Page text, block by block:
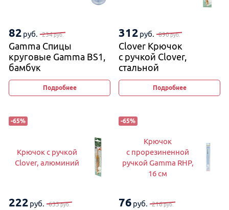
82 руб. 234руб.
Gamma Спицы
круговые Gamma BS1,
бамбук
Подробнее
312 руб. 890руб.
Clover Крючок
с ручкой Clover,
стальной
Подробнее
-65%
Крючок с ручкой
Clover, алюминий
222 руб. 633руб.
-65%
Крючок
с прорезиненной
ручкой Gamma RHP,
16 см
76 руб. 216руб.